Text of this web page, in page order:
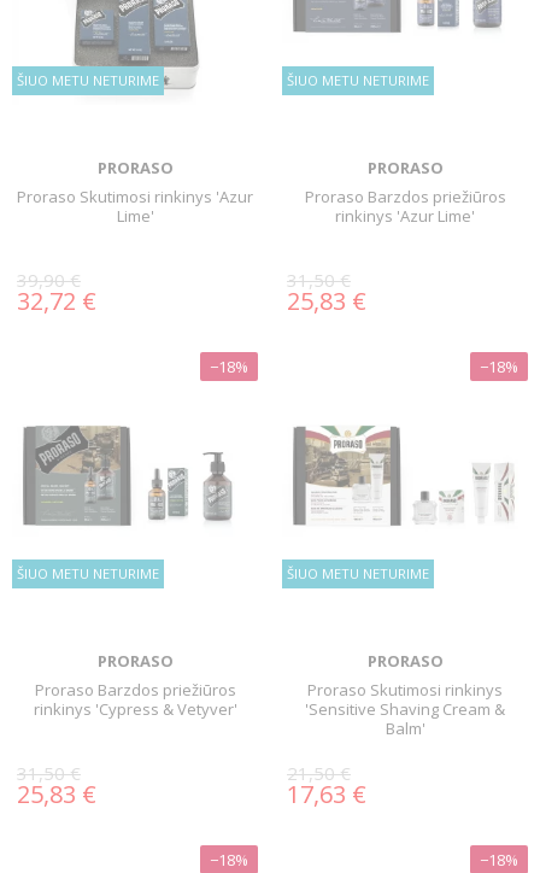
ŠIUO METU NETURIME
PRORASO
Proraso Skutimosi rinkinys 'Azur
Lime'
39,90 €
32,72 €
ŠIUO METU NETURIME
PRORASO
Proraso Barzdos priežiūros
rinkinys 'Azur Lime'
31,50 €
25,83 €
ŠIUO METU NETURIME
−18%
PRORASO
Proraso Barzdos priežiūros
rinkinys 'Cypress & Vetyver'
31,50 €
25,83 €
ŠIUO METU NETURIME
−18%
PRORASO
Proraso Skutimosi rinkinys
'Sensitive Shaving Cream &
Balm'
21,50 €
17,63 €
−18% −18%